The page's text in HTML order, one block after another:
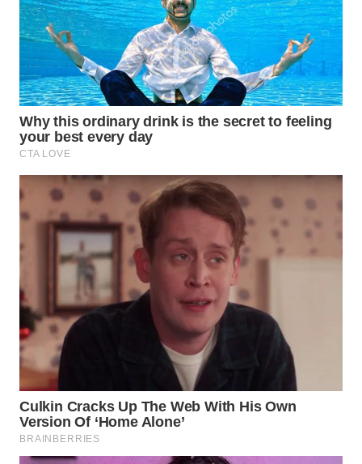
WAHANA
OTOMOTIF
WAHANA
HEALTH
WAHANA
WISATA
LAPAK
Wahana
Network
KONSUMEN
LISTRIK
MASYARAKAT
KELISTRIKAN
WALINKI